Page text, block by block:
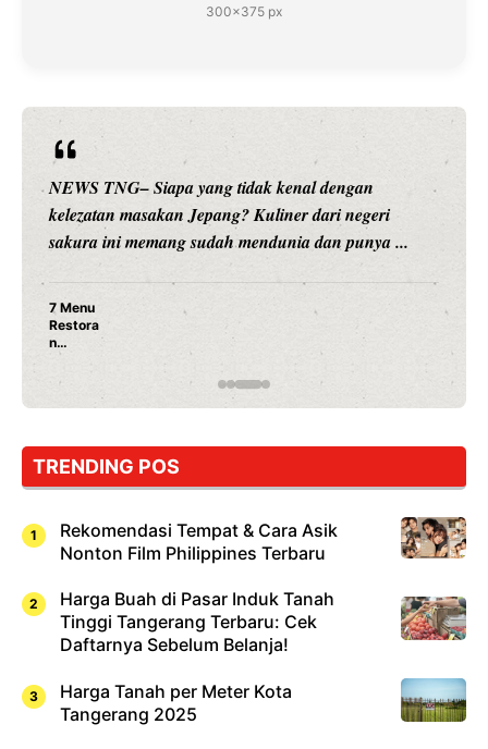
300×375 px
NEWS TNG– Siapa sangka, dua nama besar di
hiburan, Nunung Srimulat dan Vicky Prasetyo, kini
merambah dunia kuliner dengan ...
Nunung Srimulat & Vicky Prasetyo Buka
Rahasia Mami Bikin Nagih!
TRENDING POS
Rekomendasi Tempat & Cara Asik
Nonton Film Philippines Terbaru
Harga Buah di Pasar Induk Tanah
Tinggi Tangerang Terbaru: Cek
Daftarnya Sebelum Belanja!
Harga Tanah per Meter Kota
Tangerang 2025